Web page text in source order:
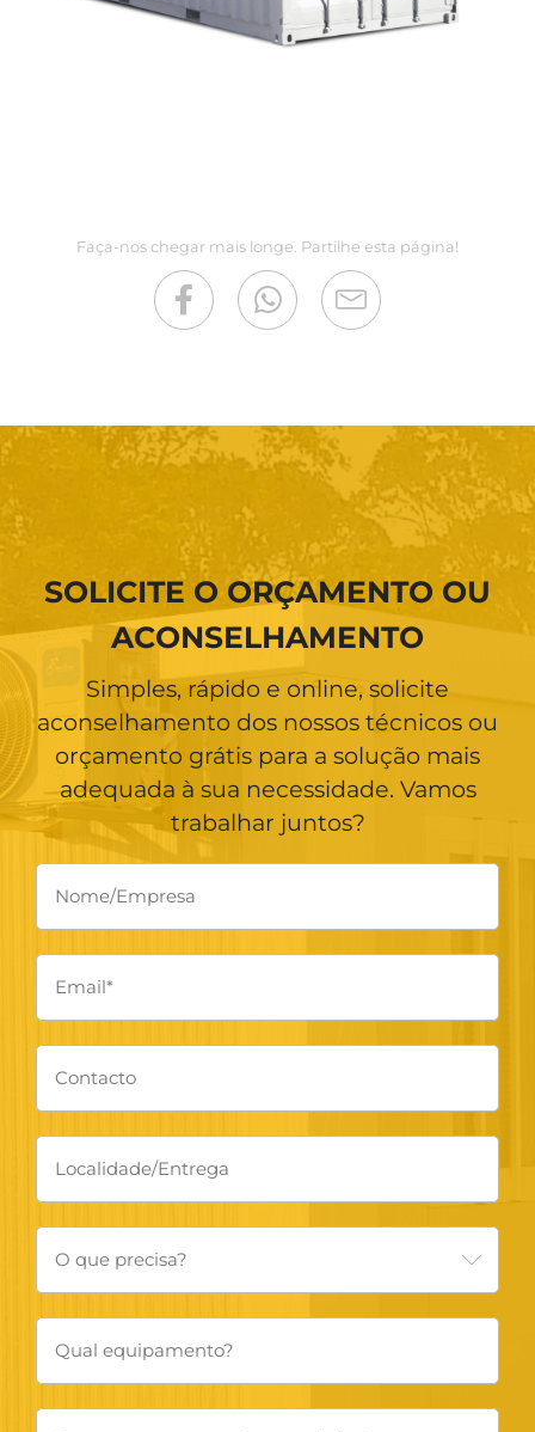
Faça-nos chegar mais longe. Partilhe esta página!
SOLICITE O ORÇAMENTO OU
ACONSELHAMENTO
Simples, rápido e online, solicite
aconselhamento dos nossos técnicos ou
orçamento grátis para a solução mais
adequada à sua necessidade. Vamos
trabalhar juntos?